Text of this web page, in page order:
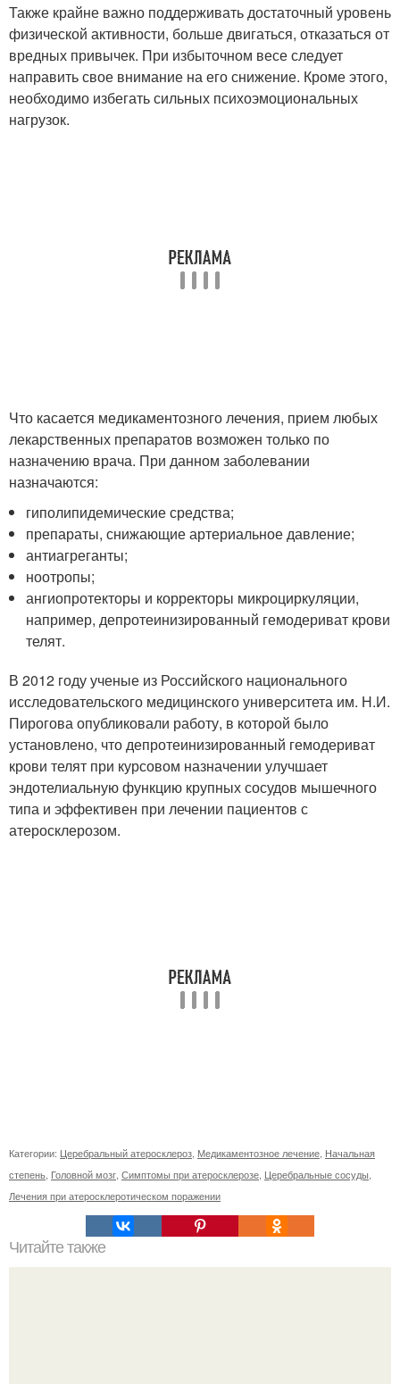
Также крайне важно поддерживать достаточный уровень
физической активности, больше двигаться, отказаться от
вредных привычек. При избыточном весе следует
направить свое внимание на его снижение. Кроме этого,
необходимо избегать сильных психоэмоциональных
нагрузок.
Что касается медикаментозного лечения, прием любых
лекарственных препаратов возможен только по
назначению врача. При данном заболевании
назначаются:
гиполипидемические средства;
препараты, снижающие артериальное давление;
антиагреганты;
ноотропы;
ангиопротекторы и корректоры микроциркуляции,
например, депротеинизированный гемодериват крови
телят.
В 2012 году ученые из Российского национального
исследовательского медицинского университета им. Н.И.
Пирогова опубликовали работу, в которой было
установлено, что депротеинизированный гемодериват
крови телят при курсовом назначении улучшает
эндотелиальную функцию крупных сосудов мышечного
типа и эффективен при лечении пациентов с
атеросклерозом.
Категории: Церебральный атеросклероз Медикаментозное лечение Начальная
степень Головной мозг Симптомы при атеросклерозе Церебральные сосуды
Лечения при атеросклеротическом поражении
Читайте также